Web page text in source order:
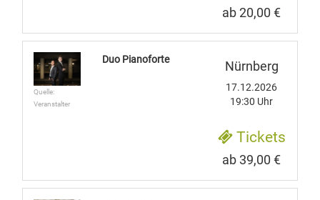
ab 20,00 €
Quelle:
Veranstalter
Duo Pianoforte Nürnberg
17.12.2026
19:30 Uhr
Tickets
ab 39,00 €